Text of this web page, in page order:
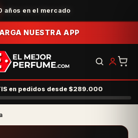
años en el mercado
NUESTRA APP
en pedidos desde $289.000